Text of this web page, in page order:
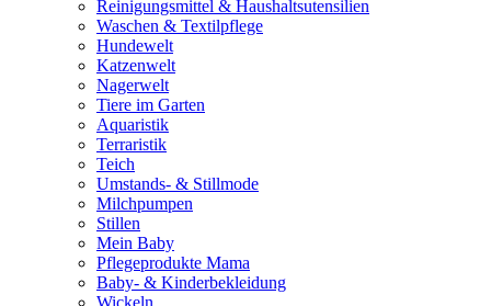
Reinigungsmittel & Haushaltsutensilien
Waschen & Textilpflege
Hundewelt
Katzenwelt
Nagerwelt
Tiere im Garten
Aquaristik
Terraristik
Teich
Umstands- & Stillmode
Milchpumpen
Stillen
Mein Baby
Pflegeprodukte Mama
Baby- & Kinderbekleidung
Wickeln